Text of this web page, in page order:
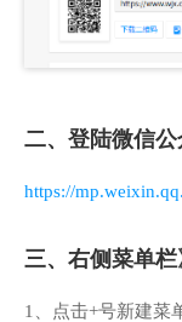
二、登陆微信公
https://
三、右侧菜单
1、点击+号新建菜